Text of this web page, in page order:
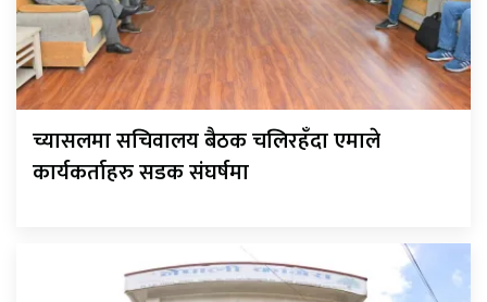
च्यासलमा सचिवालय बैठक चलिरहँदा एमाले
कार्यकर्ताहरु सडक संघर्षमा